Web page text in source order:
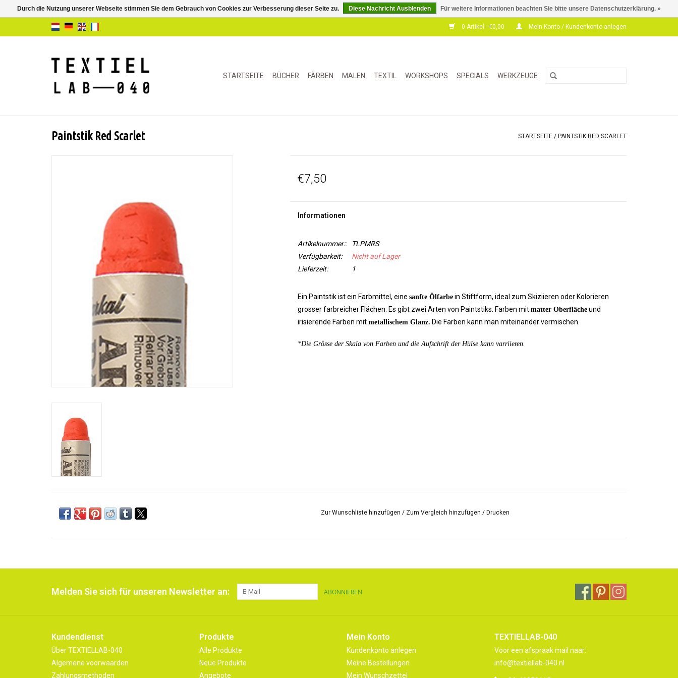
0 Artikel - €0,00 Mein Konto / Kundenkonto anlegen
STARTSEITE BÜCHER FÄRBEN MALEN TEXTIL WORKSHOPS SPECIALS WERKZEUGE
Paintstik Red Scarlet STARTSEITE / PAINTSTIK RED SCARLET
€7,50
Informationen
Artikelnummer::
TLPMRS
Verfügbarkeit:
Nicht auf Lager
Lieferzeit:
1
Ein Paintstik ist ein Farbmittel, eine sanfte Ölfarbein Stiftform, ideal zum Skiziieren oder Kolorieren
grosser farbreicher Flächen. Es gibt zwei Arten von Paintstiks: Farben mit matter Oberflächeund
irisierende Farben mit metallischem Glanz. Die Farben kann man miteinander vermischen.
*Die Grösse der Skala von Farben und die Aufschrift der Hülse kann varriieren.
Zur Wunschliste hinzufügen / Zum Vergleich hinzufügen /Drucken
Melden Sie sich für unseren Newsletter an: ABONNIEREN
Kundendienst
Über TEXTIELLAB-040
Algemene voorwaarden
Zahlungsmethoden
Produkte
Alle Produkte
Neue Produkte
Angebote
Mein Konto
Kundenkonto anlegen
Meine Bestellungen
Mein Wunschzettel
TEXTIELLAB-040
Voor een afspraak mail naar:
info@textiellab-040.nl
Durch die Nutzung unserer Webseite stimmen Sie dem Gebrauch von Cookies zur Verbesserung dieser Seite zu. Diese Nachricht Ausblenden Für weitere Informationen beachten Sie bitte unsere Datenschutzerklärung. »